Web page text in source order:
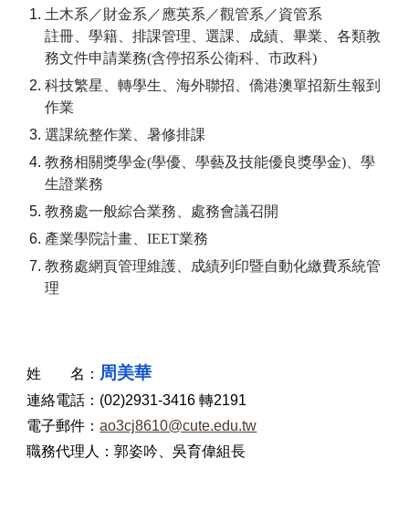
土木系／財金系／ 應英系 ／觀管系／資管系
註冊、學籍、排課管理、選課、成績、畢業、各類教
務文件申請業務(含停招系公衛科 、市政科)
科技繁星 、轉學生、海外聯招、僑港澳單招新生報到
作業
選課統整作業 、暑修排課
教務相關獎學金(學優、學藝及技能優良獎學金)、學
生證業務
教務處一般綜合業務 、處務會議召開
產業學院計畫、IEET業務
教務處網頁管理維護
成績列印暨自動化繳費系統管
理
姓 名： 周美華
連絡電話：(02)2931-3416 轉2191
電子郵件：ao3cj8610@cute.edu.tw
職務代理人：郭姿吟 、吳育偉組長